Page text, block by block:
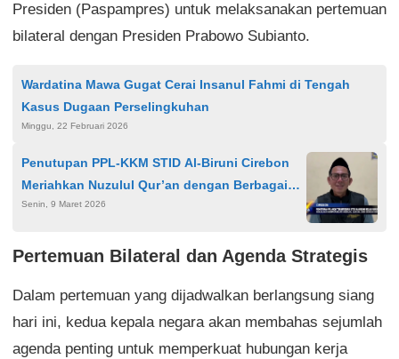
Presiden (Paspampres) untuk melaksanakan pertemuan
bilateral dengan Presiden Prabowo Subianto.
Wardatina Mawa Gugat Cerai Insanul Fahmi di Tengah
Kasus Dugaan Perselingkuhan
Minggu, 22 Februari 2026
Penutupan PPL-KKM STID Al-Biruni Cirebon
Meriahkan Nuzulul Qur’an dengan Berbagai
Kegiatan Sosial di Pasalakan
Senin, 9 Maret 2026
Pertemuan Bilateral dan Agenda Strategis
Dalam pertemuan yang dijadwalkan berlangsung siang
hari ini, kedua kepala negara akan membahas sejumlah
agenda penting untuk memperkuat hubungan kerja